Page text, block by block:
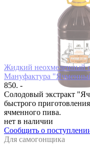
Жидкий неохмеленный
Мануфактура
850. -
Солодовый экстракт
быстрого
ячменного пива.
нет в наличии
Сообщить о
Для самогонщика